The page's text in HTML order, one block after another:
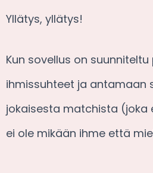
Yllätys, yllätys!
Kun sovellus on
ihmissuhteet ja antamaan
jokaisesta matchista (joka
ei ole mikään ihme että